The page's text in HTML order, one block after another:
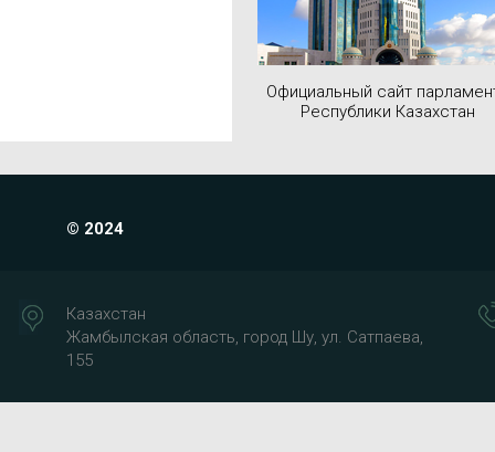
Официальный сайт
Республики Казахстан
© 2024
Казахстан
Жамбылская область, город Шу, ул. Сатпаева,
155